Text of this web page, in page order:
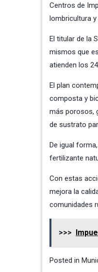
Centros de
lombricultura
El titular de la
mismos que
atienden los
El plan
composta y
más porosos,
de sustrato
De igual
fertilizante
Con estas
mejora la
comunidades
>>>
Posted in